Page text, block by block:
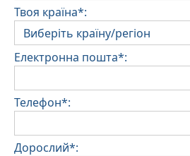
Твоя країна*:
Електронна пошта*:
Телефон*:
Дорослий*: